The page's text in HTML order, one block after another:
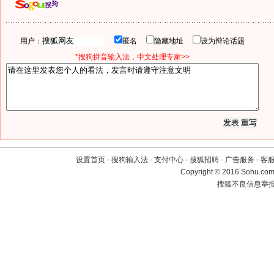
用户： 匿名 隐藏地址
设为辩论话题
*搜狗拼音输入法，中文处理专家>>
设置首页 - 搜狗输入法 - 支付中心 - 搜狐招聘 - 广告服务 - 客
Copyright©2016
搜狐不良信息举